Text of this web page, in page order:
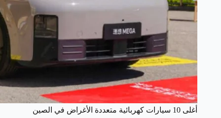
أغلى 10 سيارات كهربائية متعددة الأغراض في الصين